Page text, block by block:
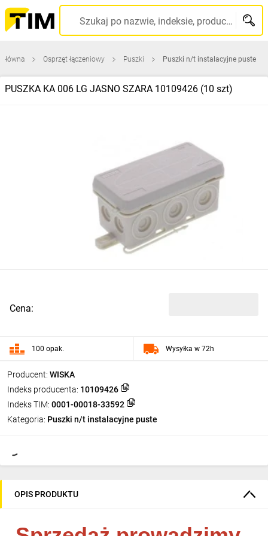
Szukaj po nazwie, indeksie, producencie, kodzie kreskowym...
Osprzęt łączeniowy Puszki Puszki n/t instalacyjne puste
PUSZKA KA 006 LG JASNO SZARA 10109426 (10 szt)
Producent: WISKA
Indeks producenta: 10109426
Indeks TIM: 0001-00018-33592
Kategoria: Puszki n/t instalacyjne puste
Cena:
100 opak. Wysyłka w 72h
OPIS PRODUKTU